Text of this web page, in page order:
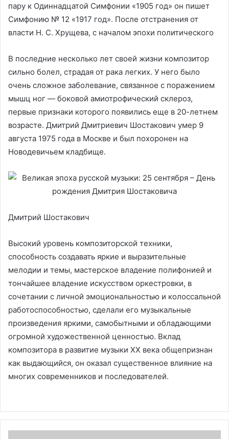
пару к Одиннадцатой Симфонии «1905 год» он пишет
Симфонию № 12 «1917 год». После отстранения от
власти Н. С. Хрущева, с началом эпохи политического
В последние несколько лет своей жизни композитор
сильно болел, страдая от рака легких. У него было
очень сложное заболевание, связанное с поражением
мышц ног — боковой амиотрофический склероз,
первые признаки которого появились еще в 20-летнем
возрасте. Дмитрий Дмитриевич Шостакович умер 9
августа 1975 года в Москве и был похоронен на
Новодевичьем кладбище.
Дмитрий Шостакович
Высокий уровень композиторской техники,
способность создавать яркие и выразительные
мелодии и темы, мастерское владение полифонией и
тончайшее владение искусством оркестровки, в
сочетании с личной эмоциональностью и колоссальной
работоспособностью, сделали его музыкальные
произведения яркими, самобытными и обладающими
огромной художественной ценностью. Вклад
композитора в развитие музыки XX века общепризнан
как выдающийся, он оказал существенное влияние на
многих современников и последователей.